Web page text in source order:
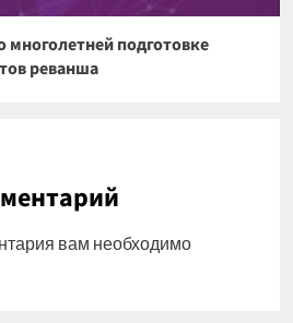
многолетней подготовке
реванша
вам необходимо